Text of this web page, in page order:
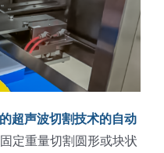
超声波切割技术的自动
定重量切割圆形或块状